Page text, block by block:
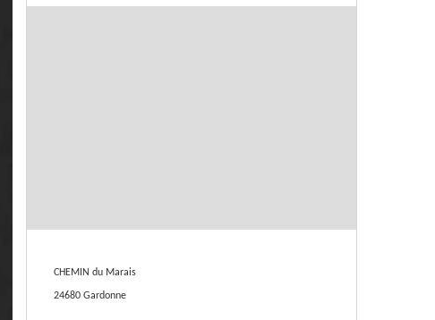
CHEMIN du Marais
24680 Gardonne